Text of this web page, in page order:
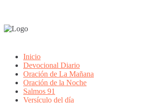
Inicio
Devocional Diario
Oración de La Mañana
Oración de la Noche
Salmos 91
Versículo del día